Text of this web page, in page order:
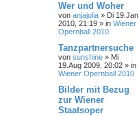
Wer und Woher
von anjajulia » Di 19.Jan
2010, 21:19 » in Wiener
Opernball 2010
Tanzpartnersuche
von sunshine » Mi
19.Aug 2009, 20:02 » in
Wiener Opernball 2010
Bilder mit Bezug
zur Wiener
Staatsoper